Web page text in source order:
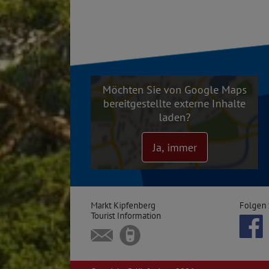
Möchten Sie von Google Maps
bereitgestellte externe Inhalte
laden?
Ja, immer
Markt Kipfenberg
Tourist Information
Folgen